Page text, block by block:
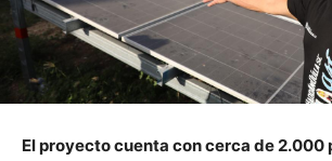
El proyecto cuenta con cerca de 2.000